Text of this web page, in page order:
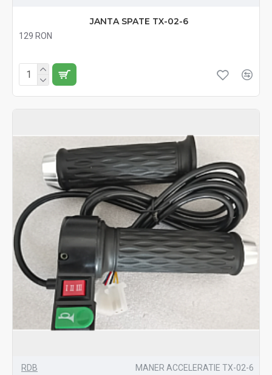
JANTA SPATE TX-02-6
129 RON
RDB MANER ACCELERATIE TX-02-6